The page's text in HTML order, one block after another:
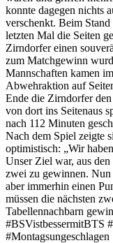
konnte dagegen nichts
verschenkt. Beim
letzten Mal die Seiten
Zirndorfer einen
zum Matchgewinn
Mannschaften kamen
Abwehraktion auf
Ende die Zirndorfer
von dort ins Seitenaus
nach 112 Minuten
Nach dem Spiel zeigte
optimistisch: „Wir
Unser Ziel war, aus
zwei zu gewinnen.
aber immerhin einen
müssen die nächsten
Tabellennachbarn
#BSVistbessermitBTS
#Montagsungeschlagen